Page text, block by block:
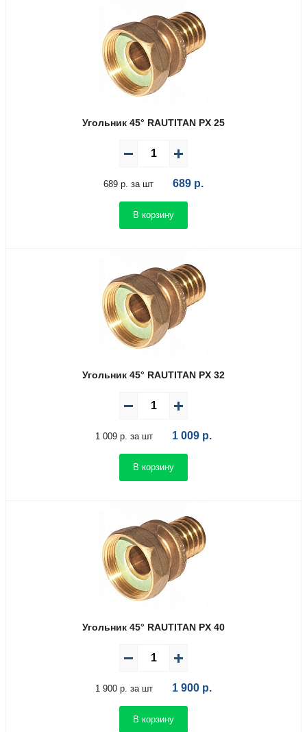
Угольник 45° RAUTITAN PX 25
689 р. за шт 689 р.
В корзину
Угольник 45° RAUTITAN PX 32
1 009 р. за шт 1 009 р.
В корзину
Угольник 45° RAUTITAN PX 40
1 900 р. за шт 1 900 р.
В корзину